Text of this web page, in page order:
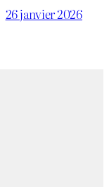
26 janvier 2026